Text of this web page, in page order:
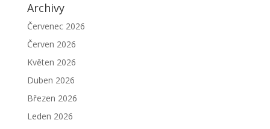
Archivy
Červenec 2026
Červen 2026
Květen 2026
Duben 2026
Březen 2026
Leden 2026